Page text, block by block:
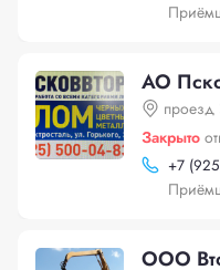
АО
проезд
Закрыто
+7
ООО